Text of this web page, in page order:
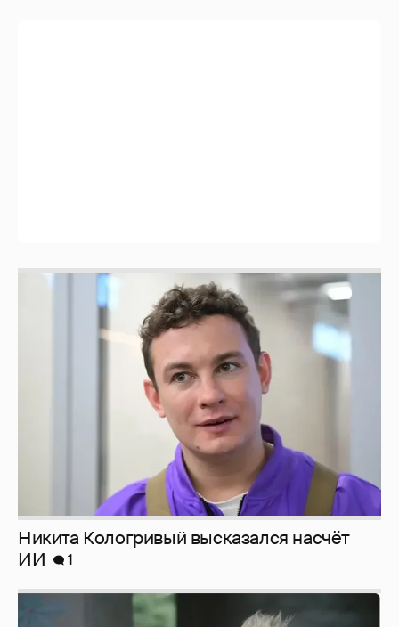
Никита Кологривый высказался насчёт